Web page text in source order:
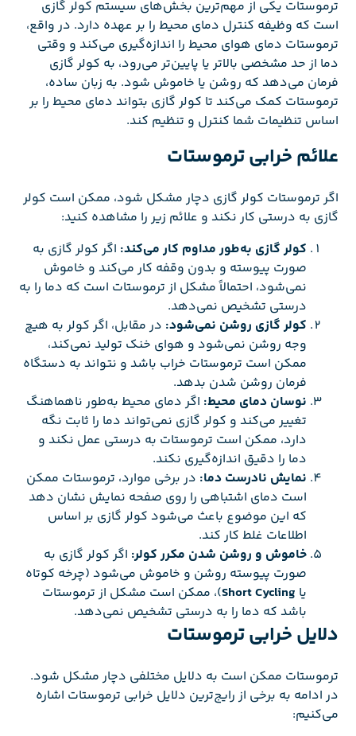
ترموستات یکی از مهم‌ترین بخش‌های سیستم کولر گازی
است که وظیفه کنترل دمای محیط را بر عهده دارد. در واقع،
ترموستات دمای هوای محیط را اندازه‌گیری می‌کند و وقتی
دما از حد مشخصی بالاتر یا پایین‌تر می‌رود، به کولر گازی
فرمان می‌دهد که روشن یا خاموش شود. به زبان ساده،
ترموستات کمک می‌کند تا کولر گازی بتواند دمای محیط را بر
اساس تنظیمات شما کنترل و تنظیم کند.
علائم خرابی ترموستات
اگر ترموستات کولر گازی دچار مشکل شود، ممکن است کولر
گازی به درستی کار نکند و علائم زیر را مشاهده کنید:
کولر گازی به‌طور مداوم کار می‌کند: اگر کولر گازی به
صورت پیوسته و بدون وقفه کار می‌کند و خاموش
نمی‌شود، احتمالاً مشکل از ترموستات است که دما را به
درستی تشخیص نمی‌دهد.
کولر گازی روشن نمی‌شود: در مقابل، اگر کولر به هیچ
وجه روشن نمی‌شود و هوای خنک تولید نمی‌کند،
ممکن است ترموستات خراب باشد و نتواند به دستگاه
فرمان روشن شدن بدهد.
نوسان دمای محیط: اگر دمای محیط به‌طور ناهماهنگ
تغییر می‌کند و کولر گازی نمی‌تواند دما را ثابت نگه
دارد، ممکن است ترموستات به درستی عمل نکند و
دما را دقیق اندازه‌گیری نکند.
نمایش نادرست دما: در برخی موارد، ترموستات ممکن
است دمای اشتباهی را روی صفحه نمایش نشان دهد
که این موضوع باعث می‌شود کولر گازی بر اساس
اطلاعات غلط کار کند.
خاموش و روشن شدن مکرر کولر: اگر کولر گازی به
صورت پیوسته روشن و خاموش می‌شود (چرخه کوتاه
یا Short Cycling)، ممکن است مشکل از ترموستات
باشد که دما را به درستی تشخیص نمی‌دهد.
دلایل خرابی ترموستات
ترموستات ممکن است به دلایل مختلفی دچار مشکل شود.
در ادامه به برخی از رایج‌ترین دلایل خرابی ترموستات اشاره
می‌کنیم: